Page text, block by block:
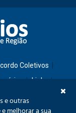
Coletivos
Links
e outras